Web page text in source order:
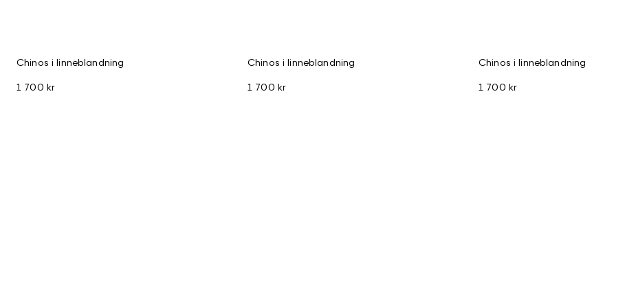
Chinos i linneblandning
1 700 kr
Chinos i linneblandning
1 700 kr
Chinos i linneblandning
1 700 kr